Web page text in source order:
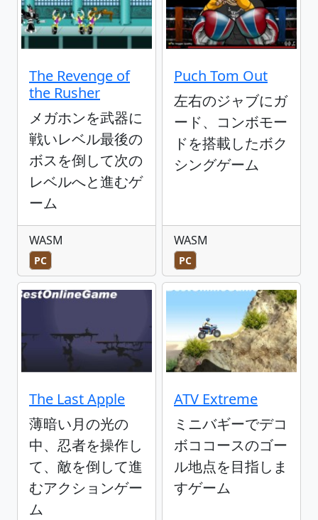
The Revenge of
the Rusher
メガホンを武器に
戦いレベル最後の
ボスを倒して次の
レベルへと進むゲ
ーム
WASM
PC
Puch Tom Out
左右のジャブにガ
ード、コンボモー
ドを搭載したボク
シングゲーム
WASM
PC
The Last Apple
薄暗い月の光の
中、忍者を操作し
て、敵を倒して進
むアクションゲー
ム
ATV Extreme
ミニバギーでデコ
ボココースのゴー
ル地点を目指しま
すゲーム